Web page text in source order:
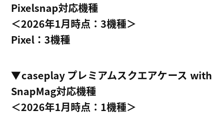
Pixelsnap対応機種
＜2026年1月時点：3機種＞
Pixel：3機種
▼caseplay プレミアムスクエアケース with
SnapMag対応機種
＜2026年1月時点：1機種＞